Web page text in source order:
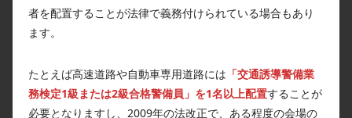
者を配置することが法律で義務付けられている場合もあり
ます。
たとえば高速道路や自動車専用道路には 「交通誘導警備業
務検定1級または2級合格警備員」を1名以上配置することが
必要となりますし、2009年の法改正で、ある程度の会場の